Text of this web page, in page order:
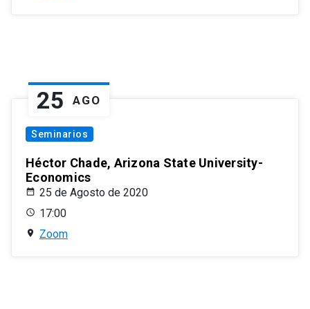
25 AGO
Seminarios
Héctor Chade, Arizona State University-
Economics
25 de Agosto de 2020
17:00
Zoom